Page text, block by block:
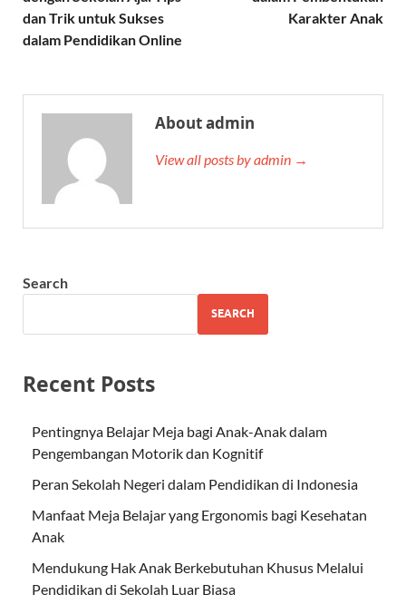
dan Trik untuk Sukses
dalam Pendidikan Online
Karakter Anak
About admin
View all posts by admin →
Search
SEARCH
Recent Posts
Pentingnya Belajar Meja bagi Anak-Anak dalam
Pengembangan Motorik dan Kognitif
Peran Sekolah Negeri dalam Pendidikan di Indonesia
Manfaat Meja Belajar yang Ergonomis bagi Kesehatan
Anak
Mendukung Hak Anak Berkebutuhan Khusus Melalui
Pendidikan di Sekolah Luar Biasa